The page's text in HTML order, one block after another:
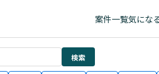
案件一覧気にな
検索